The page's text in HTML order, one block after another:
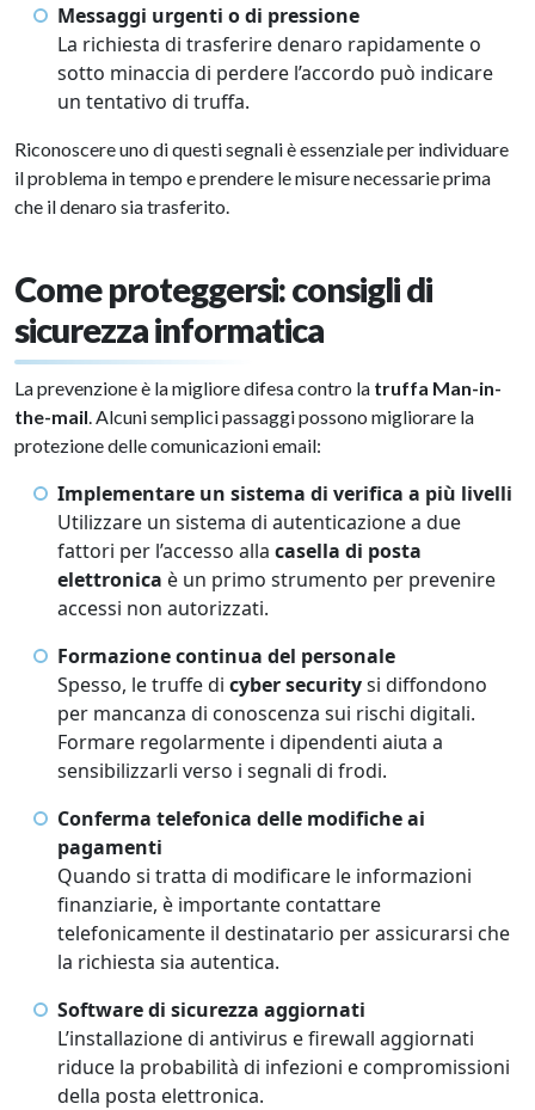
Messaggi urgenti o di pressione
La richiesta di trasferire denaro rapidamente o
sotto minaccia di perdere l’accordo può indicare
un tentativo di truffa.
Riconoscere uno di questi segnali è essenziale per individuare
il problema in tempo e prendere le misure necessarie prima
che il denaro sia trasferito.
Come proteggersi: consigli di
sicurezza informatica
La prevenzione è la migliore difesa contro la truffa Man-in-
the-mail . Alcuni semplici passaggi possono migliorare la
protezione delle comunicazioni email:
Implementare un sistema di verifica a più livelli
Utilizzare un sistema di autenticazione a due
fattori per l’accesso alla casella di posta
elettronica è un primo strumento per prevenire
accessi non autorizzati.
Formazione continua del personale
Spesso, le truffe di cyber securitysi diffondono
per mancanza di conoscenza sui rischi digitali.
Formare regolarmente i dipendenti aiuta a
sensibilizzarli verso i segnali di frodi.
Conferma telefonica delle modifiche ai
pagamenti
Quando si tratta di modificare le informazioni
finanziarie, è importante contattare
telefonicamente il destinatario per assicurarsi che
la richiesta sia autentica.
Software di sicurezza aggiornati
L’installazione di antivirus e firewall aggiornati
riduce la probabilità di infezioni e compromissioni
della posta elettronica.